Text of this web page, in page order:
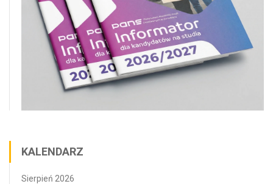
KALENDARZ
Sierpień 2026